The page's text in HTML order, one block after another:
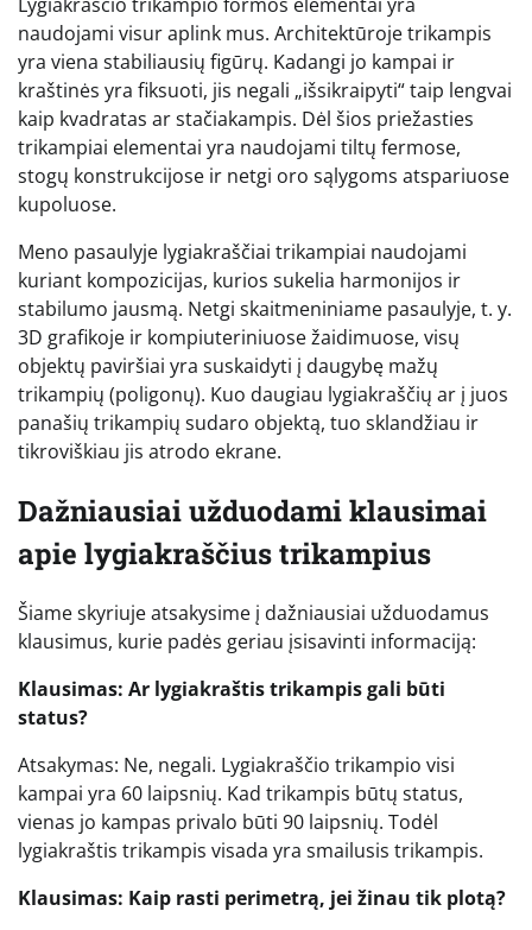
naudojami visur aplink mus. Architektūroje trikampis
yra viena stabiliausių figūrų. Kadangi jo kampai ir
kraštinės yra fiksuoti, jis negali „išsikraipyti“ taip lengvai
kaip kvadratas ar stačiakampis. Dėl šios priežasties
trikampiai elementai yra naudojami tiltų fermose,
stogų konstrukcijose ir netgi oro sąlygoms atspariuose
kupoluose.
Meno pasaulyje lygiakraščiai trikampiai naudojami
kuriant kompozicijas, kurios sukelia harmonijos ir
stabilumo jausmą. Netgi skaitmeniniame pasaulyje, t. y.
3D grafikoje ir kompiuteriniuose žaidimuose, visų
objektų paviršiai yra suskaidyti į daugybę mažų
trikampių (poligonų). Kuo daugiau lygiakraščių ar į juos
panašių trikampių sudaro objektą, tuo sklandžiau ir
tikroviškiau jis atrodo ekrane.
Dažniausiai užduodami klausimai
apie lygiakraščius trikampius
Šiame skyriuje atsakysime į dažniausiai užduodamus
klausimus, kurie padės geriau įsisavinti informaciją:
Klausimas: Ar lygiakraštis trikampis gali būti
status?
Atsakymas: Ne, negali. Lygiakraščio trikampio visi
kampai yra 60 laipsnių. Kad trikampis būtų status,
vienas jo kampas privalo būti 90 laipsnių. Todėl
lygiakraštis trikampis visada yra smailusis trikampis.
Klausimas: Kaip rasti perimetrą, jei žinau tik plotą?